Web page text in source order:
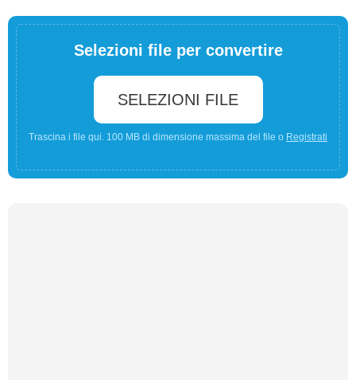
Selezioni file per convertire
SELEZIONI FILE
Trascina i file qui. 100 MB di dimensione massima del file o Registrati